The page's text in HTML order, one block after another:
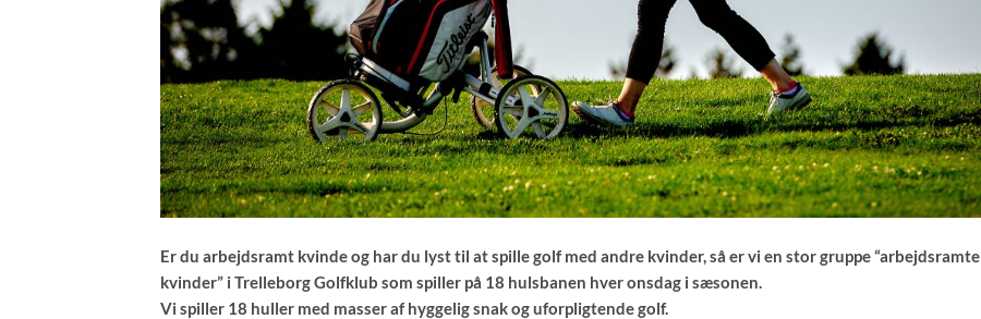
Er du arbejdsramt kvinde og har du lyst til at spille golf med andre kvinder, så er vi en stor gruppe “arbejdsramte
kvinder” i Trelleborg Golfklub som spiller på 18 hulsbanen hver onsdag i sæsonen.
Vi spiller 18 huller med masser af hyggelig snak og uforpligtende golf.